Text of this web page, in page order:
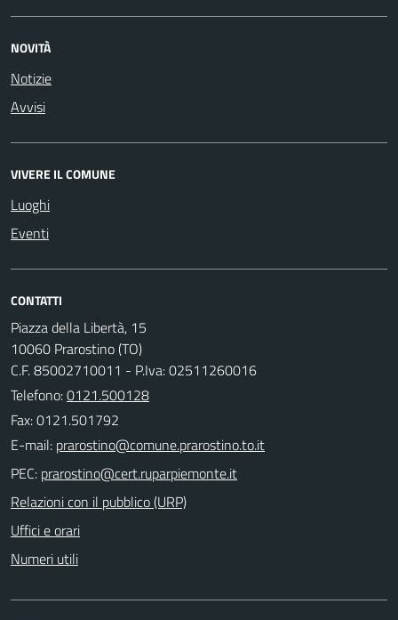
NOVITÀ
Notizie
Avvisi
VIVERE IL COMUNE
Luoghi
Eventi
CONTATTI
Piazza della Libertà, 15
10060 Prarostino (TO)
C.F. 85002710011 - P.Iva: 02511260016
Telefono:0121.500128
Fax: 0121.501792
E-mail:
PEC:
Relazioni con il pubblico (URP)
Uffici e orari
Numeri utili